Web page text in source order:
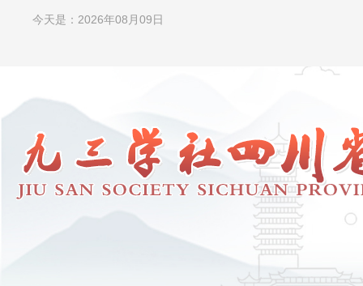
今天是：2026年08月09日